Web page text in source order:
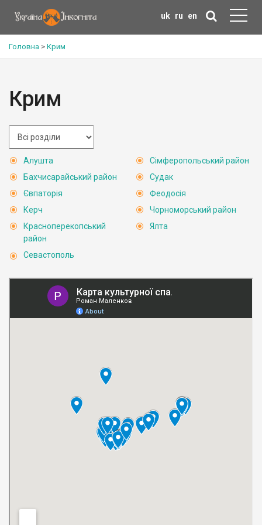
uk ru en
Головна > Крим
Крим
Алушта
Бахчисарайський район
Євпаторія
Керч
Красноперекопський
район
Севастополь
Сімферопольський район
Судак
Феодосія
Чорноморський район
Ялта